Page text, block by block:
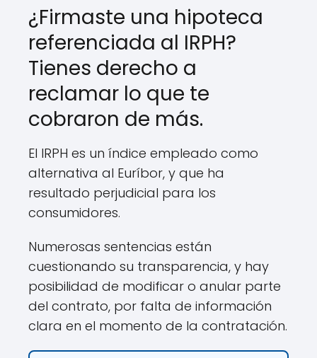
¿Firmaste una hipoteca
referenciada al IRPH?
Tienes derecho a
reclamar lo que te
cobraron de más.
El IRPH es un índice empleado como
alternativa al Euríbor, y que ha
resultado perjudicial para los
consumidores.
Numerosas sentencias están
cuestionando su transparencia, y hay
posibilidad de modificar o anular parte
del contrato, por falta de información
clara en el momento de la contratación.